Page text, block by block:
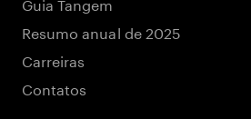
Resumo anual de 2025
Carreiras
Contatos